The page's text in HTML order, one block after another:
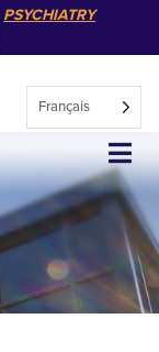
PSYCHIATRY
Français